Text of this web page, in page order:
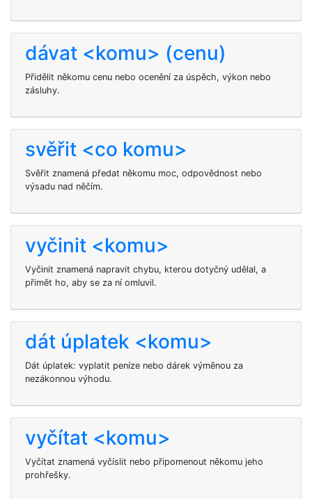
dávat <komu> (cenu)
Přidělit někomu cenu nebo ocenění za úspěch, výkon nebo
zásluhy.
svěřit <co komu>
Svěřit znamená předat někomu moc, odpovědnost nebo
výsadu nad něčím.
vyčinit <komu>
Vyčinit znamená napravit chybu, kterou dotyčný udělal, a
přimět ho, aby se za ní omluvil.
dát úplatek <komu>
Dát úplatek: vyplatit peníze nebo dárek výměnou za
nezákonnou výhodu.
vyčítat <komu>
Vyčítat znamená vyčíslit nebo připomenout někomu jeho
prohřešky.